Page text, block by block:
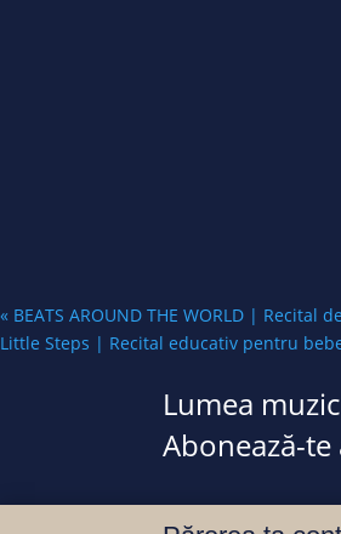
« BEATS AROUND THE WORLD | Recital
Little Steps | Recital educativ pentru
Lumea
Abonează-